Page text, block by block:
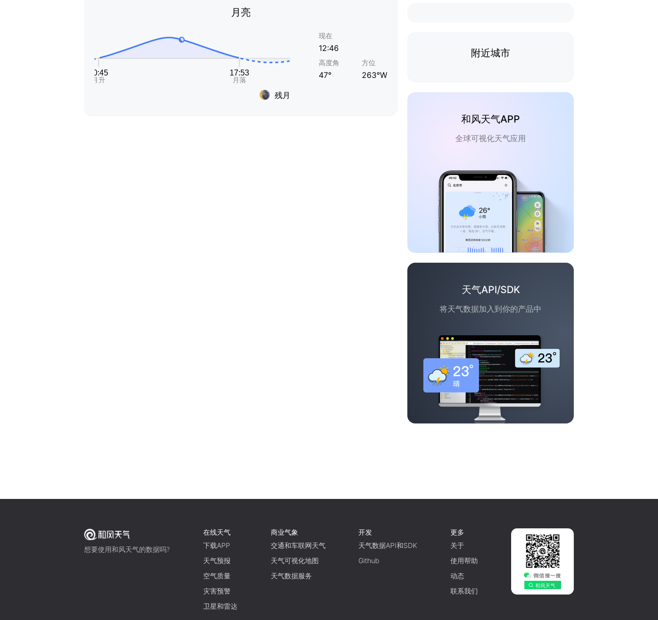
月亮
残月
现在
12:46
高度角
47°
方位
263°W
附近城市
和风天气APP
全球可视化天气应用
天气API/SDK
将天气数据加入到你的产品中
想要使用和风天气的数据吗?
在线天气
下载APP
天气预报
空气质量
灾害预警
卫星和雷达
商业气象
交通和车联网天气
天气可视化地图
天气数据服务
开发
天气数据API和SDK
Github
更多
关于
使用帮助
动态
联系我们